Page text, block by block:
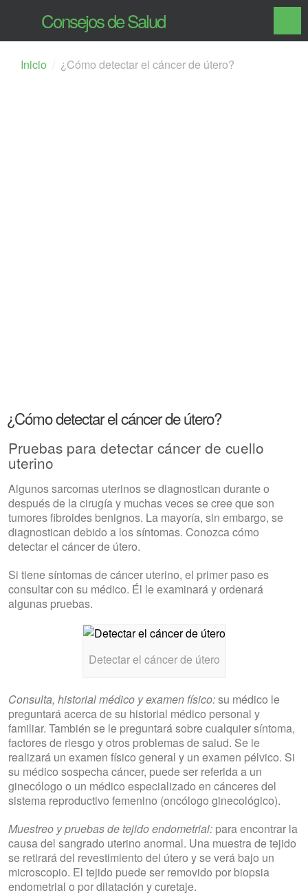
Consejos de Salud
Inicio ¿Cómo detectar el cáncer de útero?
¿Cómo detectar el cáncer de útero?
Pruebas para detectar cáncer de cuello
uterino
Algunos sarcomas uterinos se diagnostican durante o
después de la cirugía y muchas veces se cree que son
tumores fibroides benignos. La mayoría, sin embargo, se
diagnostican debido a los síntomas. Conozca cómo
detectar el cáncer de útero.
Si tiene síntomas de cáncer uterino, el primer paso es
consultar con su médico. Él le examinará y ordenará
algunas pruebas.
Detectar el cáncer de útero
Consulta, historial médico y examen físico:su médico le
preguntará acerca de su historial médico personal y
familiar. También se le preguntará sobre cualquier síntoma,
factores de riesgo y otros problemas de salud. Se le
realizará un examen físico general y un examen pélvico. Si
su médico sospecha cáncer, puede ser referida a un
ginecólogo o un médico especializado en cánceres del
sistema reproductivo femenino (oncólogo ginecológico).
Muestreo y pruebas de tejido endometrial: para encontrar la
causa del sangrado uterino anormal. Una muestra de tejido
se retirará del revestimiento del útero y se verá bajo un
microscopio. El tejido puede ser removido por biopsia
endometrial o por dilatación y curetaje.